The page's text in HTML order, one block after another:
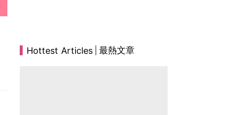
Hottest Articles 最熱文章